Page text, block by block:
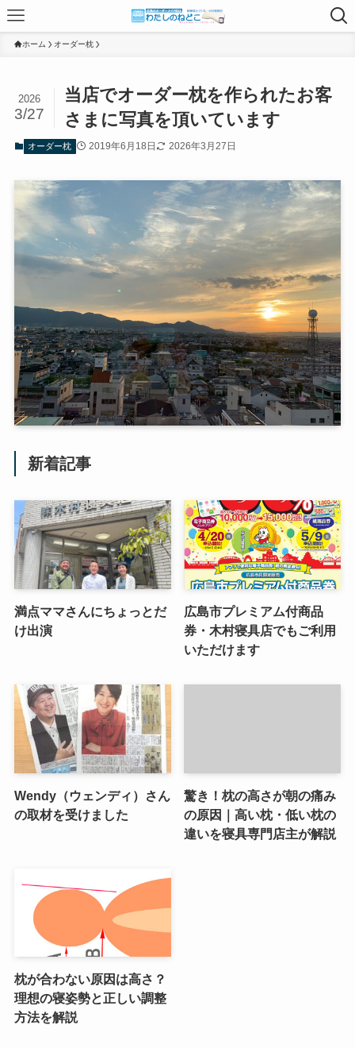
ホーム オーダー枕
当店でオーダー枕を作られたお客
さまに写真を頂いています
2026
3/27
オーダー枕 2019年6月18日 2026年3月27日
新着記事
満点ママさんにちょっとだ
け出演
広島市プレミアム付商品
券・木村寝具店でもご利用
いただけます
Wendy（ウェンディ）さん
の取材を受けました
驚き！枕の高さが朝の痛み
の原因｜高い枕・低い枕の
違いを寝具専門店主が解説
枕が合わない原因は高さ？
理想の寝姿勢と正しい調整
方法を解説